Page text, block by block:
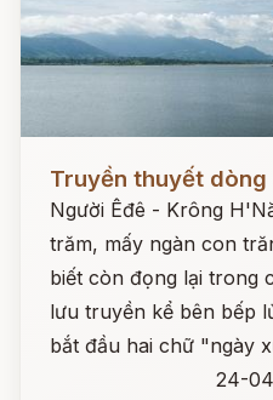
Đọc ngay
Truyền thuyết
Người Êđê - Krông
trăm, mấy ngàn con
biết còn đọng lại trong
lưu truyền kể bên bếp
bắt đầu hai chữ "ngày
24-